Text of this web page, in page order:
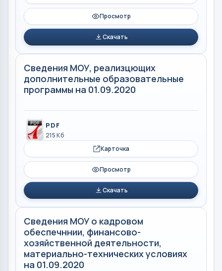
Просмотр
Скачать
Сведения МОУ, реализцющих
дополнительные образовательные
программы на 01.09.2020
PDF
215 Кб
Карточка
Просмотр
Скачать
Сведения МОУ о кадровом
обеспечннии, финансово-
хозяйственной деятельности,
материально-технических условиях
на 01.09.2020